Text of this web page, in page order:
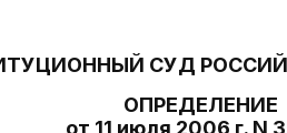
СУД
ОПРЕДЕЛЕНИЕ
от 11 июля 2006 г. N